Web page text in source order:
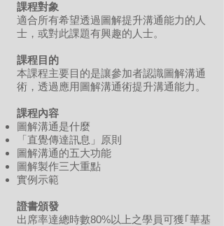
課程對象
適合所有希望透過圖解提升溝通能力的人
士，或對此課題有興趣的人士。
課程目的
本課程主要目的是讓參加者認識圖解溝通
術，透過應用圖解溝通術提升溝通能力。
課程內容
圖解溝通是什麼
「直覺傳達訊息」原則
圖解溝通的五大功能
圖解製作三大重點
實例示範
證書頒發
出席率達總時數80%以上之學員可獲｢華基